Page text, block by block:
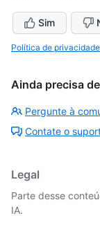
Sim
Política de privacidade
Ainda precisa
Pergunte à
Contate o
Legal
Parte desse
IA.